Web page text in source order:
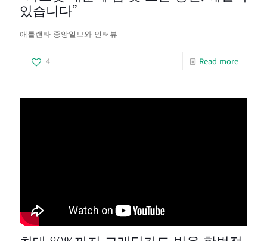
있습니다”
애틀랜타 중앙일보와 인터뷰
4 Read more